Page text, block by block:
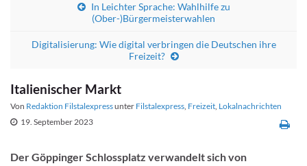
In Leichter Sprache: Wahlhilfe zu
(Ober-)Bürgermeisterwahlen
Digitalisierung: Wie digital verbringen die Deutschen ihre
Freizeit?
Italienischer Markt
Von Redaktion Filstalexpressunter Filstalexpress, Freizeit, Lokalnachrichten
19. September 2023
Der Göppinger Schlossplatz verwandelt sich von